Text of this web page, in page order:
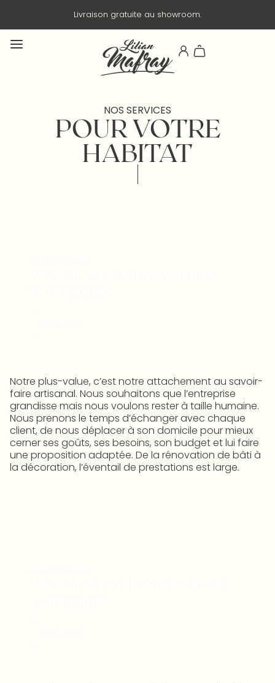
Livraison gratuite au showroom.
NOS SERVICES
POUR VOTRE
HABITAT
Notre plus-value, c’est notre attachement au savoir-
faire artisanal. Nous souhaitons que l’entreprise
grandisse mais nous voulons rester à taille humaine.
Nous prenons le temps d’échanger avec chaque
client, de nous déplacer à son domicile pour mieux
cerner ses goûts, ses besoins, son budget et lui faire
une proposition adaptée. De la rénovation de bâti à
la décoration, l’éventail de prestations est large.